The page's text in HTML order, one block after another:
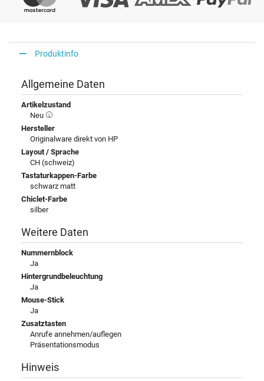
Produktinfo
Allgemeine Daten
Artikelzustand
Neu
Hersteller
Originalware direkt von HP
Layout / Sprache
CH (schweiz)
Tastaturkappen-Farbe
schwarz matt
Chiclet-Farbe
silber
Weitere Daten
Nummernblock
Ja
Hintergrundbeleuchtung
Ja
Mouse-Stick
Ja
Zusatztasten
Anrufe annehmen/auflegen
Präsentationsmodus
Hinweis